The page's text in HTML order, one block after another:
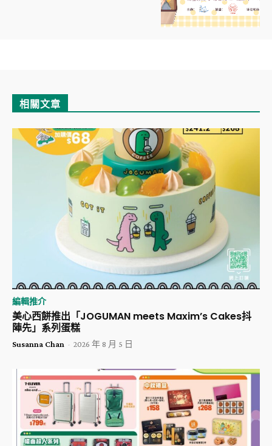
相關文章
編輯推介
美心西餅推出「JOGUMAN meets Maxim’s Cakes抖
陣先」系列蛋糕
Susanna Chan - 2026 年 8 月 5 日